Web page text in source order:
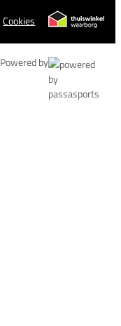
Cookies
Powered by